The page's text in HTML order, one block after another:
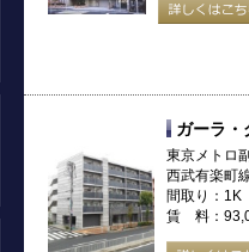
ガーラ・
東京メトロ
西武有楽町
間取り：1K
賃 料：